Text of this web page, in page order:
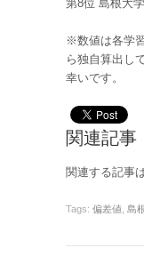
第8位 島根大
※数値は各学
ら独自算出し
幸いです。
関連記事
関連する記事
Tags: 偏差値 島